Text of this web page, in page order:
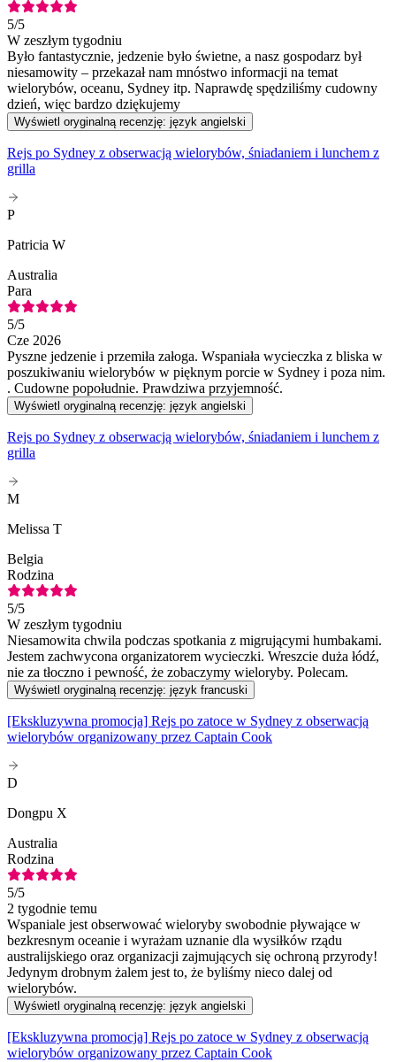
5/5
W zeszłym tygodniu
Było fantastycznie, jedzenie było świetne, a nasz gospodarz był
niesamowity – przekazał nam mnóstwo informacji na temat
wielorybów, oceanu, Sydney itp. Naprawdę spędziliśmy cudowny
dzień, więc bardzo dziękujemy
Wyświetl oryginalną recenzję: język angielski
Rejs po Sydney z obserwacją wielorybów, śniadaniem i lunchem z
grilla
P
Patricia W
Australia
Para
5/5
Cze 2026
Pyszne jedzenie i przemiła załoga. Wspaniała wycieczka z bliska w
poszukiwaniu wielorybów w pięknym porcie w Sydney i poza nim.
. Cudowne popołudnie. Prawdziwa przyjemność.
Wyświetl oryginalną recenzję: język angielski
Rejs po Sydney z obserwacją wielorybów, śniadaniem i lunchem z
grilla
M
Melissa T
Belgia
Rodzina
5/5
W zeszłym tygodniu
Niesamowita chwila podczas spotkania z migrującymi humbakami.
Jestem zachwycona organizatorem wycieczki. Wreszcie duża łódź,
nie za tłoczno i pewność, że zobaczymy wieloryby. Polecam.
Wyświetl oryginalną recenzję: język francuski
[Ekskluzywna promocja] Rejs po zatoce w Sydney z obserwacją
wielorybów organizowany przez Captain Cook
D
Dongpu X
Australia
Rodzina
5/5
2 tygodnie temu
Wspaniale jest obserwować wieloryby swobodnie pływające w
bezkresnym oceanie i wyrażam uznanie dla wysiłków rządu
australijskiego oraz organizacji zajmujących się ochroną przyrody!
Jedynym drobnym żalem jest to, że byliśmy nieco dalej od
wielorybów.
Wyświetl oryginalną recenzję: język angielski
[Ekskluzywna promocja] Rejs po zatoce w Sydney z obserwacją
wielorybów organizowany przez Captain Cook